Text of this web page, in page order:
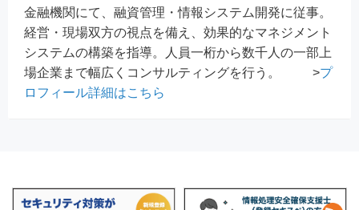
金融機関にて、融資管理・情報システム開発に従事。
経営・現場双方の視点を備え、効果的なマネジメント
システムの構築を指導。人員一桁から数千人の一部上
場企業まで幅広くコンサルティングを行う。 >プ
ロフィール詳細はこちら